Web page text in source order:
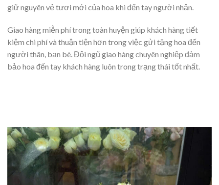
giữ nguyên vẻ tươi mới của hoa khi đến tay người nhận.
Giao hàng miễn phí trong toàn huyện giúp khách hàng tiết
kiệm chi phí và thuận tiện hơn trong việc gửi tặng hoa đến
người thân, bạn bè. Đội ngũ giao hàng chuyên nghiệp đảm
bảo hoa đến tay khách hàng luôn trong trạng thái tốt nhất.